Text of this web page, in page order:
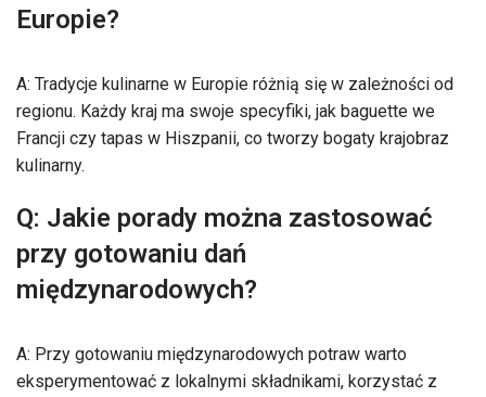
Europie?
A: Tradycje kulinarne w Europie różnią się w zależności od
regionu. Każdy kraj ma swoje specyfiki, jak baguette we
Francji czy tapas w Hiszpanii, co tworzy bogaty krajobraz
kulinarny.
Q: Jakie porady można zastosować
przy gotowaniu dań
międzynarodowych?
A: Przy gotowaniu międzynarodowych potraw warto
eksperymentować z lokalnymi składnikami, korzystać z